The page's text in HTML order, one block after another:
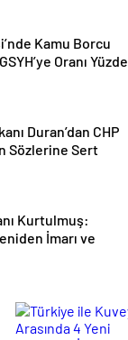
Kamu Borcu
Oranı Yüzde
Duran’dan CHP
Sözlerine Sert
Kurtulmuş:
İmarı ve